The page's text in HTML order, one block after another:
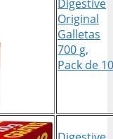
Digestive
Original
Galletas
700 g,
Pack de 10